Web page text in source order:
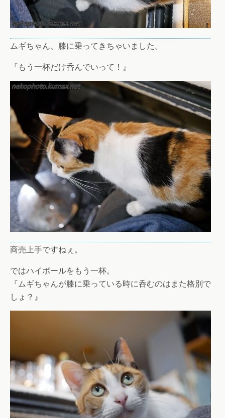
ムギちゃん、膝に乗ってきちゃいました。
『もう一杯だけ呑んでいって！』
商売上手ですねぇ。
ではハイボールをもう一杯。
『ムギちゃんが膝に乗っている時に呑むのはまた格別で
しょ？』